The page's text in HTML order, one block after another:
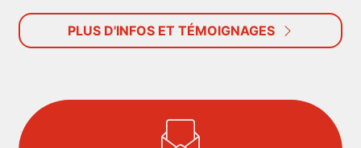
PLUS D'INFOS ET TÉMOIGNAGES